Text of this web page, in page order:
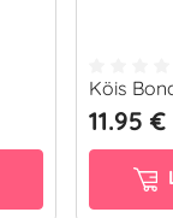
Köis
11.95 €